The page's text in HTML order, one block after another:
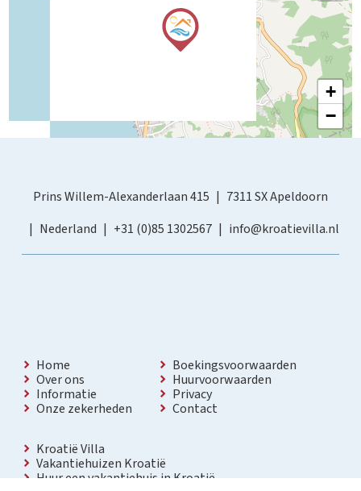
+
−
Prins Willem-Alexanderlaan 415
7311 SX Apeldoorn
Nederland
+31 (0)85 1302567 info@kroatievilla.nl
Home
Over ons
Informatie
Onze zekerheden
Boekingsvoorwaarden
Huurvoorwaarden
Privacy
Contact
Kroatië Villa
Vakantiehuizen Kroatië
Huur een vakantiehuis in Kroatië